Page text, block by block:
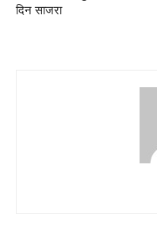
दिन साजरा